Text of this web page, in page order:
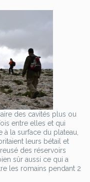
des cavités plus ou
entre elles et qui
la surface du plateau,
leurs bétail et
des réservoirs
sûr aussi ce qui a
les romains pendant 2